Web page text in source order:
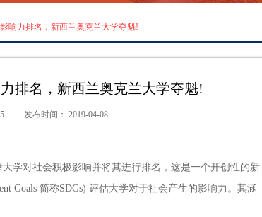
响力排名，新西兰奥克兰大学夺魁!
排名，新西兰奥克兰大学夺魁!
发布时间： 2019-04-08
学对社会积极影响并将其进行排名，这是一个开创性的新
Goals 简称SDGs) 评估大学对于社会产生的影响力。其涵